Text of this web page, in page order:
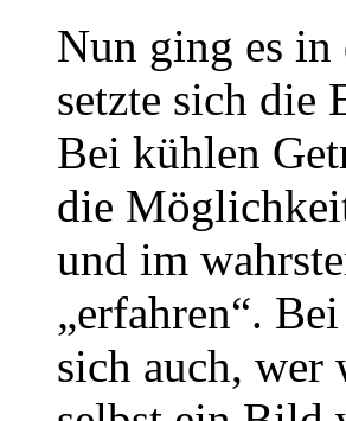
Nun ging es in
setzte sich die
Bei kühlen
die
und im
„erfahren“.
sich auch,